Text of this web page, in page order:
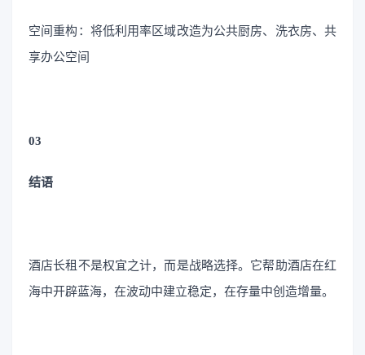
空间重构：将低利用率区域改造为公共厨房、洗衣房、共
享办公空间
03
结语
酒店长租不是权宜之计，而是战略选择。它帮助酒店在红
海中开辟蓝海，在波动中建立稳定，在存量中创造增量。